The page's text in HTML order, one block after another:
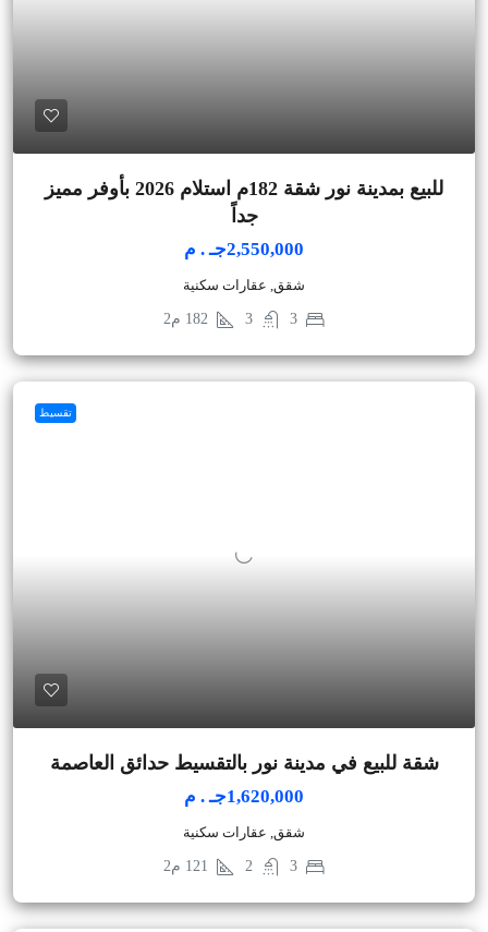
للبيع بمدينة نور شقة 182م استلام 2026 بأوفر مميز
جداً
2,550,000جـ . م
شقق, عقارات سكنية
3
3
182 م2
تقسيط
شقة للبيع في مدينة نور بالتقسيط حدائق العاصمة
1,620,000جـ . م
شقق, عقارات سكنية
3
2
121 م2